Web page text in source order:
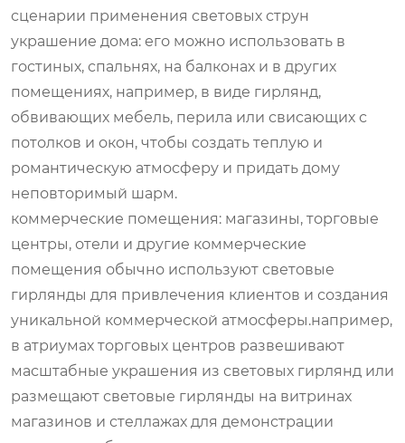
сценарии применения световых струн
украшение дома: его можно использовать в
гостиных, спальнях, на балконах и в других
помещениях, например, в виде гирлянд,
обвивающих мебель, перила или свисающих с
потолков и окон, чтобы создать теплую и
романтическую атмосферу и придать дому
неповторимый шарм.
коммерческие помещения: магазины, торговые
центры, отели и другие коммерческие
помещения обычно используют световые
гирлянды для привлечения клиентов и создания
уникальной коммерческой атмосферы.например,
в атриумах торговых центров развешивают
масштабные украшения из световых гирлянд или
размещают световые гирлянды на витринах
магазинов и стеллажах для демонстрации